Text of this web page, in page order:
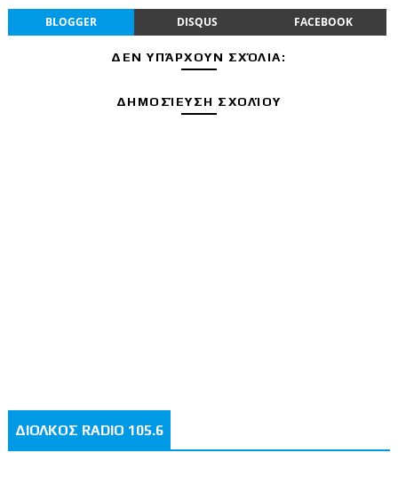
BLOGGER DISQUS FACEBOOK
ΔΕΝ ΥΠΆΡΧΟΥΝ ΣΧΌΛΙΑ:
ΔΗΜΟΣΊΕΥΣΗ ΣΧΟΛΊΟΥ
ΔΙΟΛΚΟΣ RADIO 105.6